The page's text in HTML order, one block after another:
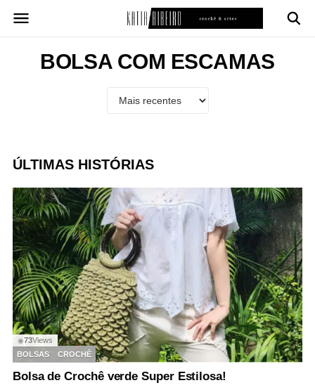
para
conteúdoBOLSA COM ESCAMAS
ÚLTIMAS HISTÓRIAS
◉73Views
BOLSAS
CROCHÊ
Bolsa de Crochê verde Super Estilosa!